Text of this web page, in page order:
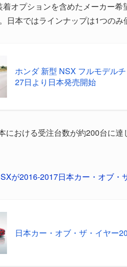
オプションを含めたメーカー
日本ではラインナップは1つのみ
ホンダ 新型 NSX フルモデル
27日より日本発売開始
における受注台数が約200台に
が2016-2017日本カー・オブ・
日本カー・オブ・ザ・イヤー